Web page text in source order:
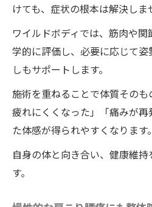
けても、症状の根本は解決しま
ワイルドボディでは、筋肉や
学的に評価し、必要に応じて
しもサポートします。
施術を重ねることで体質その
疲れにくくなった」「痛みが
た体感が得られやすくなります。
自身の体と向き合い、健康維
す。